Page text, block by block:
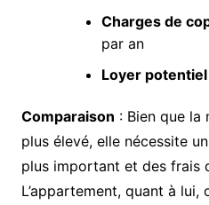
Charges de
par an
Loyer potentiel
Comparaison : Bien que la
plus élevé, elle nécessite
plus important et des frais
L’appartement, quant à lui,